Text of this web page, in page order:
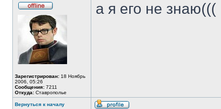
в
сети
Зарегистрирован: 18 Ноябрь
2006, 05:26
Сообщения: 7211
Откуда: Ставрополье
а я его не знаю(((
Вернуться к началу